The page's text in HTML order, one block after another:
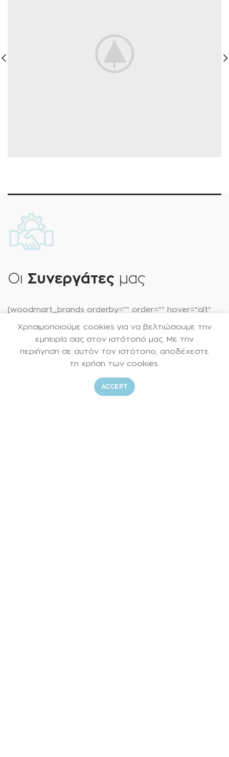
Οι Συνεργάτες μας
[woodmart_brands orderby="" order="" hover="alt"
brand_style="default" style="carousel" per_row="7"
hide_pagination_control="yes"
hide_prev_next_buttons="yes" wrap="yes" ids=""]
Χρησιμοποιούμε cookies για να βελτιώσουμε την
εμπειρία σας στον ιστότοπό μας. Με την
περιήγηση σε αυτόν τον ιστότοπο, αποδέχεστε
τη χρήση των cookies.
ACCEPT